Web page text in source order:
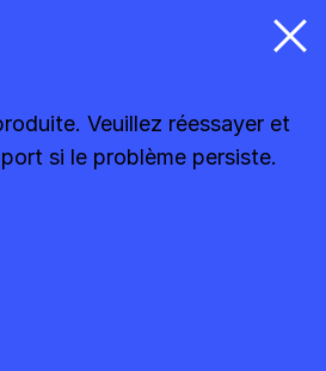
Veuillez réessayer et
si le problème persiste.